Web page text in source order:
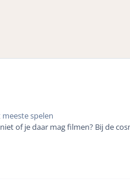
spelen
of je daar mag filmen? Bij de